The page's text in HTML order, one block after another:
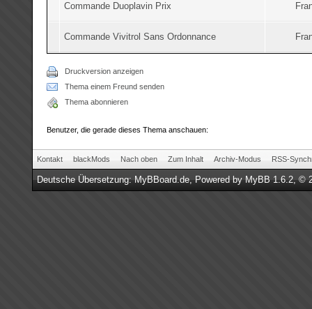
Commande Duoplavin Prix
Commande Vivitrol Sans Ordonnance
Druckversion anzeigen
Thema einem Freund senden
Thema abonnieren
Benutzer, die gerade dieses Thema anschauen:
Kontakt blackMods Nach oben Zum Inhalt Archiv-Modus RSS-
Deutsche Übersetzung:MyBBoard.de, Powered byMyBB 1.6.2, ©